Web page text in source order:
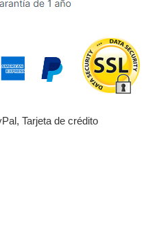
Tarjeta de crédito